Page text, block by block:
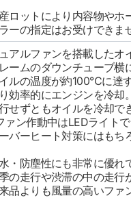
ロットにより内容物やホ
ーの指定はお受けできま
アルファンを搭載したオ
ームのダウンチューブ横
ルの温度が約100℃に達
効率的にエンジンを冷却。
せずともオイルを冷却で
ァン作動中はLEDライト
バーヒート対策にはもち
・防塵性にも非常に優れ
の走行や渋滞の中の走行
品よりも風量の高いファ